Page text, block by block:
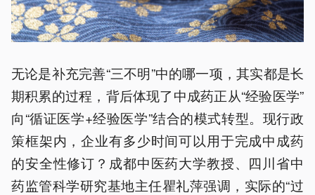
无论是补充完善“三不明”中的哪一项，其实都是长
期积累的过程，背后体现了中成药正从“经验医学”
向“循证医学+经验医学”结合的模式转型。现行政
策框架内，企业有多少时间可以用于完成中成药
的安全性修订？成都中医药大学教授、四川省中
药监管科学研究基地主任瞿礼萍强调，实际的“过